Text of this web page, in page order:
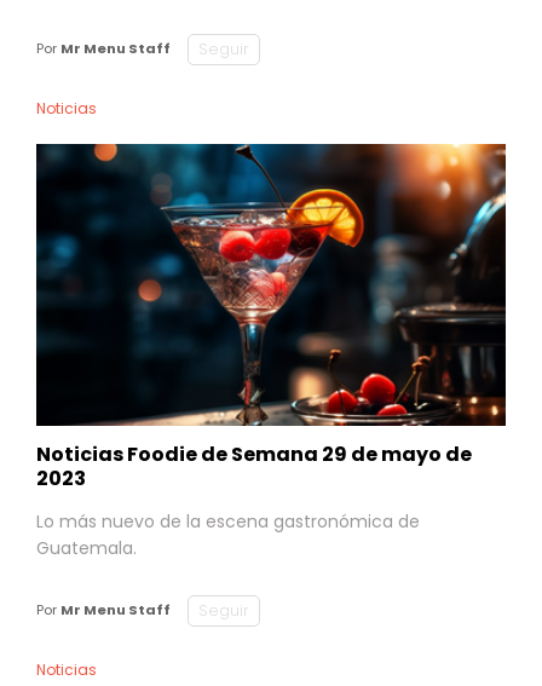
Por Mr Menu Staff Seguir
Noticias
Noticias Foodie de Semana 29 de mayo de
2023
Lo más nuevo de la escena gastronómica de
Guatemala.
Por Mr Menu Staff Seguir
Noticias